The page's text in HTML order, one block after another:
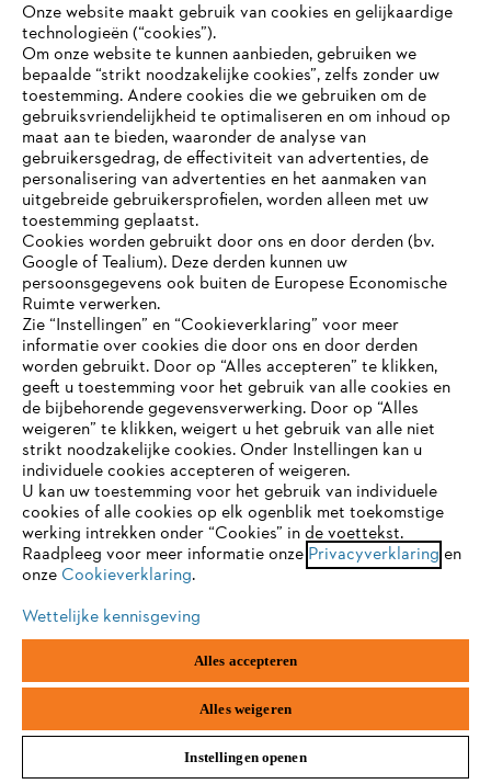
Veiligheidsinformatie
Research en development
Blijf op de hoogte dankzij de STIHL
nieuwsbrief
JE BROWSER WORDT NIET
ONDERSTEUND
Je gebruikt een browser die we nog niet ondersteunen. Om
onze website optimaal te kunnen gebruiken, raden we aan dat
je overschakelt op één van de volgende browsers:
firefox
safari edge
Onze website maakt gebruik van cookies en gelijkaardige
technologieën (“cookies”).
Om onze website te kunnen aanbieden, gebruiken we
bepaalde “strikt noodzakelijke cookies”, zelfs zonder uw
toestemming. Andere cookies die we gebruiken om de
gebruiksvriendelijkheid te optimaliseren en om inhoud op
maat aan te bieden, waaronder de analyse van
gebruikersgedrag, de effectiviteit van advertenties, de
personalisering van advertenties en het aanmaken van
uitgebreide gebruikersprofielen, worden alleen met uw
toestemming geplaatst.
Cookies worden gebruikt door ons en door derden (bv.
Google of Tealium). Deze derden kunnen uw
persoonsgegevens ook buiten de Europese Economische
Ruimte verwerken.
Zie “Instellingen” en “Cookieverklaring” voor meer
informatie over cookies die door ons en door derden
worden gebruikt. Door op “Alles accepteren” te klikken,
geeft u toestemming voor het gebruik van alle cookies en
de bijbehorende gegevensverwerking. Door op “Alles
weigeren” te klikken, weigert u het gebruik van alle niet
strikt noodzakelijke cookies. Onder Instellingen kan u
individuele cookies accepteren of weigeren.
U kan uw toestemming voor het gebruik van individuele
cookies of alle cookies op elk ogenblik met toekomstige
werking intrekken onder “Cookies” in de voettekst.
Raadpleeg voor meer informatie onze Privacyverklaring en
onze Cookieverklaring.
Wettelijke kennisgeving
Alles accepteren
Alles weigeren
Instellingen openen